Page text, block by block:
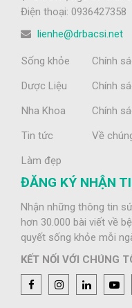
Điện thoại: 0936427358
lienhe@drbacsi.net
Sống khỏe
Dược Liệu
Nha Khoa
Tin tức
Làm đẹp
Chính
Chính
Chính
Về
ĐĂNG KÝ NHẬN
Nhận những thông tin
hơn 30.000 bài viết về
quyết sống khỏe mỗi
KẾT NỐI VỚI CHÚNG